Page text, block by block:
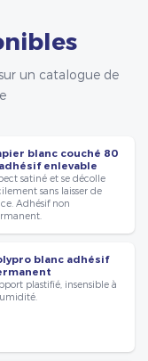
un catalogue de
blanc couché 80
enlevable
satiné et se décolle
sans laisser de
Adhésif non
blanc adhésif
plastifié, insensible à